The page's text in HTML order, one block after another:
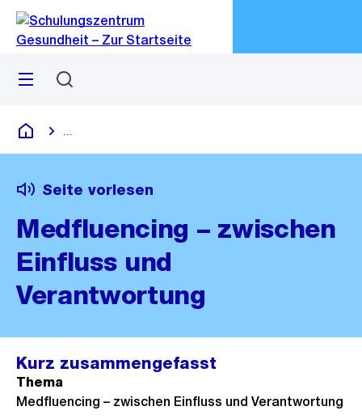
Navigation
Sprunglink
Menü
Schulungszentrum Gesundheit
Seite vorlesen
Medfluencing – zwischen
Einfluss und
Verantwortung
Kurz zusammengefasst
Thema
Medfluencing – zwischen Einfluss und Verantwortung